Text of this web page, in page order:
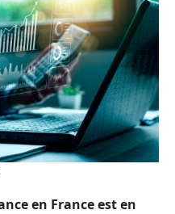
en France est en